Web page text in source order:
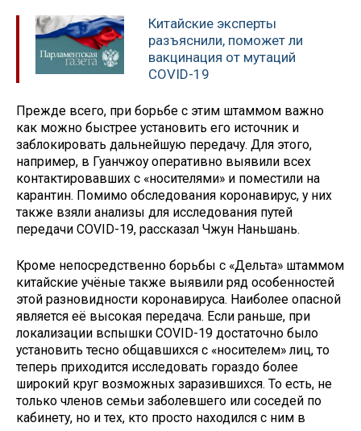
Китайские эксперты
разъяснили, поможет ли
вакцинация от мутаций
COVID-19
Прежде всего, при борьбе с этим штаммом важно
как можно быстрее установить его источник и
заблокировать дальнейшую передачу. Для этого,
например, в Гуанчжоу оперативно выявили всех
контактировавших с «носителями» и поместили на
карантин. Помимо обследования коронавирус, у них
также взяли анализы для исследования путей
передачи COVID-19, рассказал Чжун Наньшань.
Кроме непосредственно борьбы с «Дельта» штаммом
китайские учёные также выявили ряд особенностей
этой разновидности коронавируса. Наиболее опасной
является её высокая передача. Если раньше, при
локализации вспышки COVID-19 достаточно было
установить тесно общавшихся с «носителем» лиц, то
теперь приходится исследовать гораздо более
широкий круг возможных заразившихся. То есть, не
только членов семьи заболевшего или соседей по
кабинету, но и тех, кто просто находился с ним в